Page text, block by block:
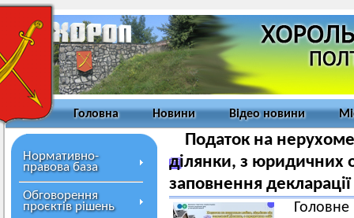
Головна Новини Відео новини
Нормативно-
правова база
Обговорення
проєктів рішень
Податок на
ділянки, з юридичних
заповнення декларації